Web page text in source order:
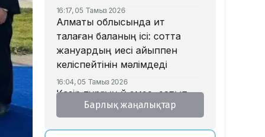
16:17, 05 Тамыз 2026
Алматы облысында ит
талаған баланың ісі: сотта
жануардың иесі айыппен
келіспейтінін мәлімдеді
16:04, 05 Тамыз 2026
Қазір тұрғын үй емес, сатып
алушы тапшы – қаржыгер
Барлық жаңалықтар